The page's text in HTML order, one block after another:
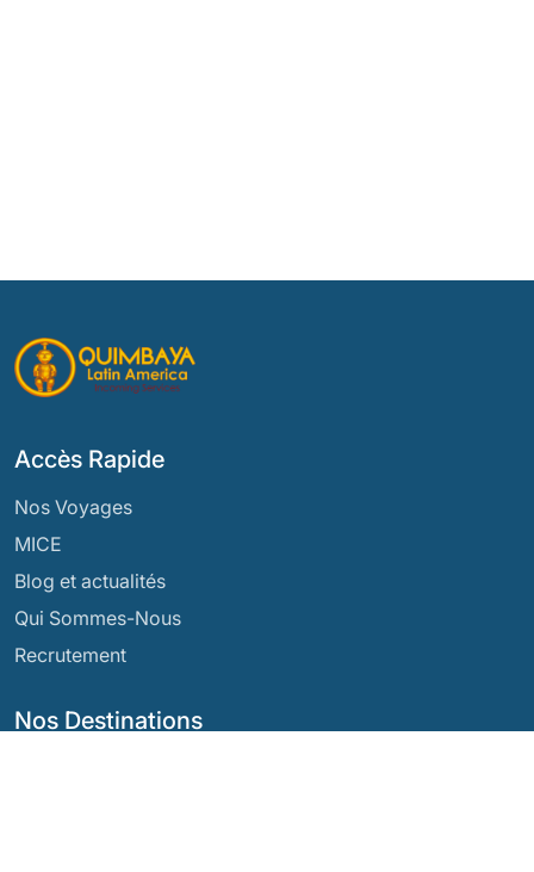
Nos Destinations
Accès Rapide
Nos Voyages
MICE
Blog et actualités
Qui Sommes-Nous
Recrutement